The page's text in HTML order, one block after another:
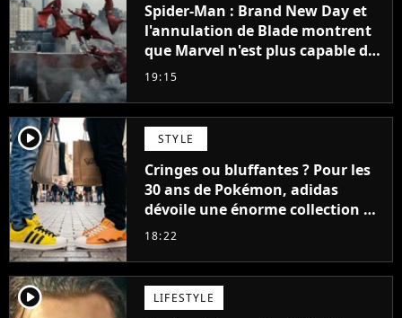
Spider-Man : Brand New Day et
l'annulation de Blade montrent
que Marvel n'est plus capable de
faire quoi que ce soit de simple
19:15
player2 STYLE
Cringes ou bluffantes ? Pour les
30 ans de Pokémon, adidas
dévoile une énorme collection de
sneakers et je ne sais pas quoi en
18:22
player2 LIFESTYLE